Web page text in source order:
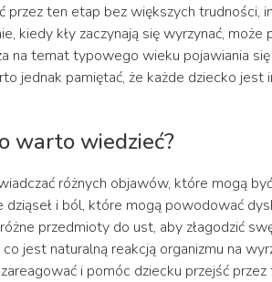
przez ten etap bez większych trudności,
kiedy kły zaczynają się wyrzynać,
na temat typowego wieku pojawiania
jednak pamiętać, że każde dziecko jest
warto wiedzieć?
różnych objawów, które mogą
i ból, które mogą powodować
przedmioty do ust, aby złagodzić
jest naturalną reakcją organizmu na
i pomóc dziecku przejść